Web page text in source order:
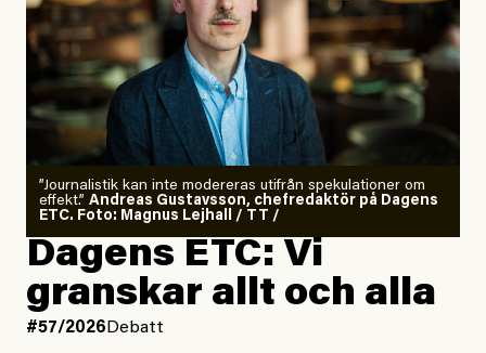
”Journalistik kan inte modereras utifrån spekulationer om
effekt.” Andreas Gustavsson, chefredaktör på Dagens
ETC. Foto: Magnus Lejhall / TT /
Dagens ETC: Vi
granskar allt och alla
#57/2026 Debatt